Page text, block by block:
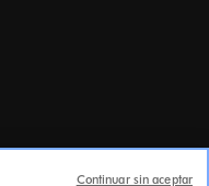
Continuar sin aceptar